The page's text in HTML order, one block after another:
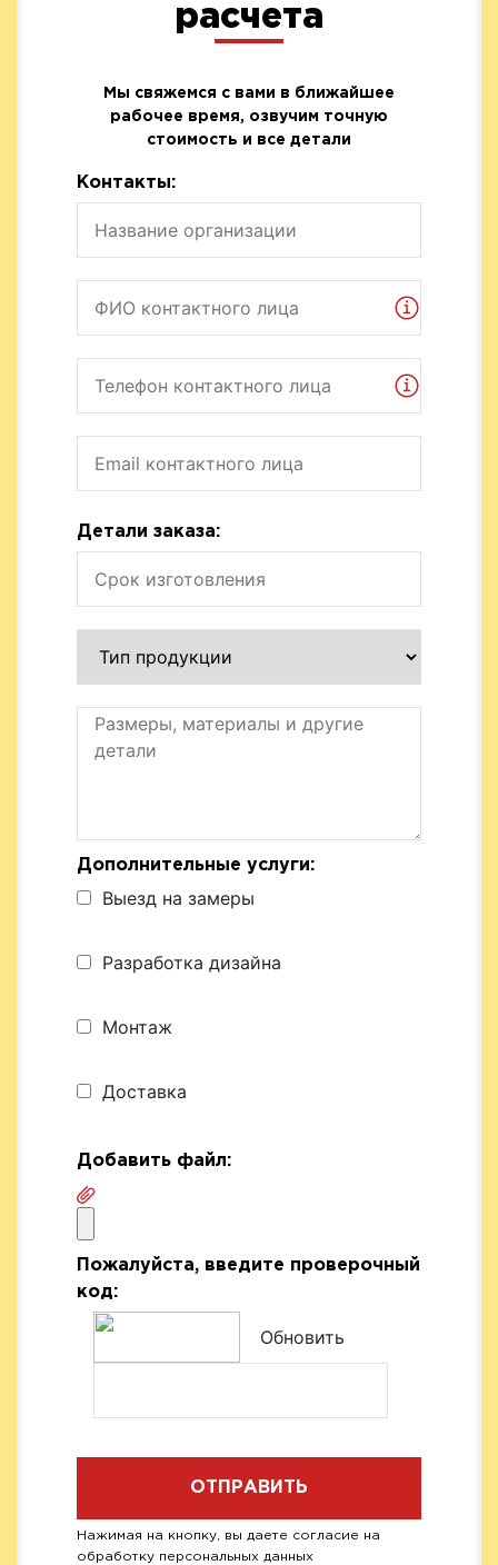
расчета
Мы свяжемся с вами в ближайшее
рабочее время, озвучим точную
стоимость и все детали
Контакты:
Детали заказа:
Дополнительные услуги:
Выезд на замеры
Разработка дизайна
Монтаж
Доставка
Добавить файл:
Пожалуйста, введите проверочный
код:
Обновить
ОТПРАВИТЬ
Нажимая на кнопку, вы даете согласие на
обработку персональных данных